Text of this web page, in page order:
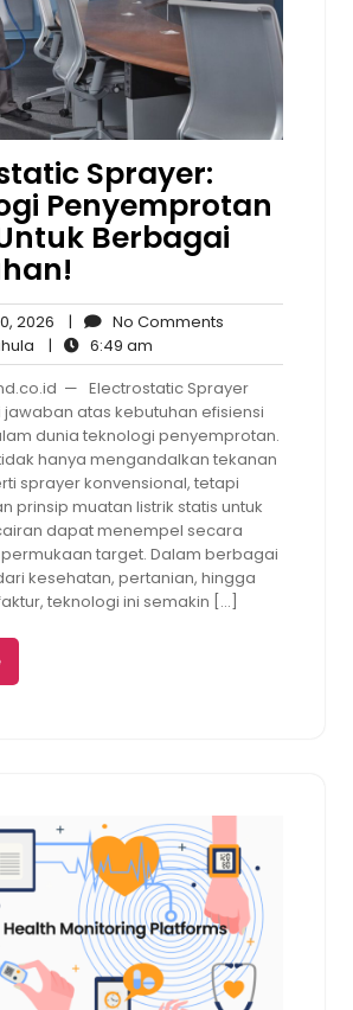
Sprayer:
Penyemprotan
Berbagai
2026 January
30,
2026
| No Comments
Putri
Huhula
| 6:49 am
am
— Electrostatic Sprayer
atas kebutuhan efisiensi
dunia teknologi penyemprotan.
hanya mengandalkan tekanan
sprayer konvensional, tetapi
prinsip muatan listrik statis untuk
dapat menempel secara
target. Dalam berbagai
kesehatan, pertanian, hingga
teknologi ini semakin […]